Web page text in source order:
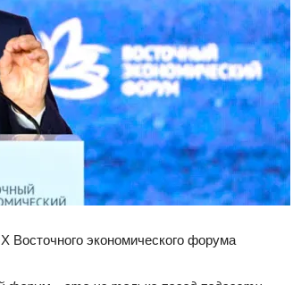
Восточного экономического форума